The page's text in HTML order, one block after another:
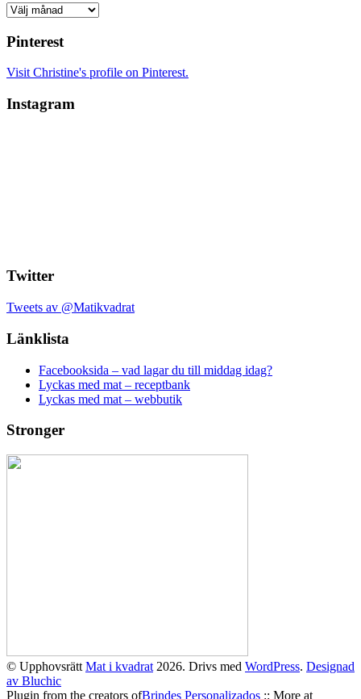
Arkiv
Pinterest
Visit Christine's profile on Pinterest.
Instagram
Twitter
Tweets av @Matikvadrat
Länklista
Facebooksida – vad lagar du till middag idag?
Lyckas med mat – receptbank
Lyckas med mat – webbutik
Stronger
© Upphovsrätt Mat i kvadrat 2026. Drivs med WordPress. Designad
av Bluchic
Plugin from the creators ofBrindes Personalizados :: More at